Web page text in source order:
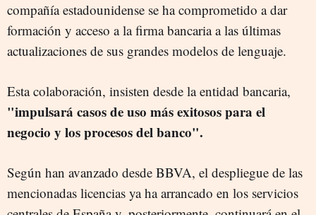
compañía estadounidense se ha comprometido a dar
formación y acceso a la firma bancaria a las últimas
actualizaciones de sus grandes modelos de lenguaje.
Esta colaboración, insisten desde la entidad bancaria,
"impulsará casos de uso más exitosos para el
negocio y los procesos del banco".
Según han avanzado desde BBVA, el despliegue de las
mencionadas licencias ya ha arrancado en los servicios